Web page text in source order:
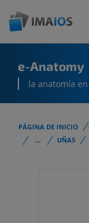
e-Anatomy
la anatomía en
PÁGINA DE INICIO
...
UÑAS